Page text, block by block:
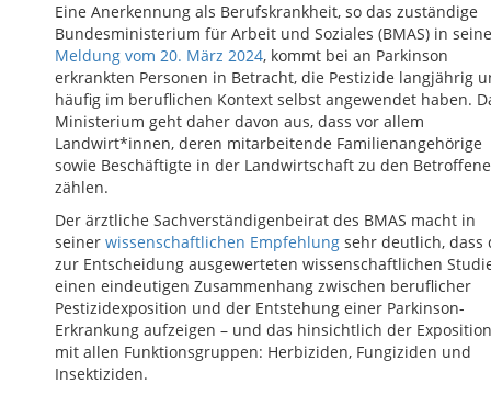
Eine Anerkennung als Berufskrankheit, so das zuständige
Bundesministerium für Arbeit und Soziales (BMAS) in
Meldung vom 20. März 2024, kommt bei an Parkinson
erkrankten Personen in Betracht, die Pestizide langjährig
häufig im beruflichen Kontext selbst angewendet haben.
Ministerium geht daher davon aus, dass vor allem
Landwirt*innen, deren mitarbeitende Familienangehörige
sowie Beschäftigte in der Landwirtschaft zu den
zählen.
Der ärztliche Sachverständigenbeirat des BMAS macht in
seiner wissenschaftlichen Empfehlung sehr deutlich, dass
zur Entscheidung ausgewerteten wissenschaftlichen
einen eindeutigen Zusammenhang zwischen beruflicher
Pestizidexposition und der Entstehung einer Parkinson-
Erkrankung aufzeigen – und das hinsichtlich der Exposition
mit allen Funktionsgruppen: Herbiziden, Fungiziden und
Insektiziden.